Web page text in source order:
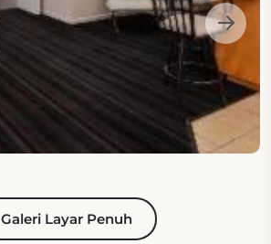
Galeri Layar Penuh